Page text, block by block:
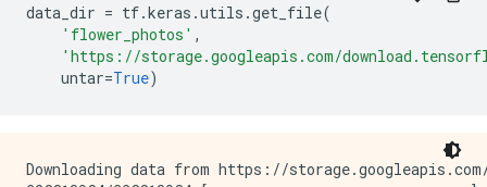
data_dir = tf.keras .utils .get_file(
'flower_photos' ,
'https://storage.googleapis.com/
untar=True)
Downloading data from https://